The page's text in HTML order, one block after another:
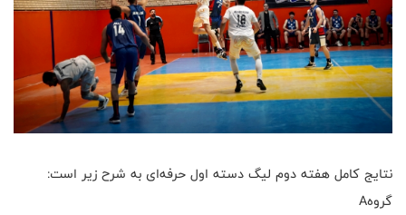
نتایج کامل هفته دوم لیگ دسته اول حرفه‌ای به شرح زیر است:
گروهA